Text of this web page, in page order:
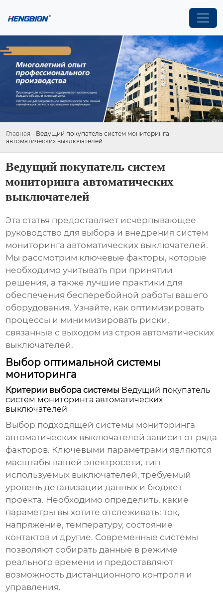
Главная - Ведущий покупатель систем мониторинга
автоматических выключателей
Ведущий покупатель систем
мониторинга автоматических
выключателей
Эта статья предоставляет исчерпывающее
руководство для выбора и внедрения систем
мониторинга автоматических выключателей.
Мы рассмотрим ключевые факторы, которые
необходимо учитывать при принятии
решения, а также лучшие практики для
обеспечения бесперебойной работы вашего
оборудования. Узнайте, как оптимизировать
процессы и минимизировать риски,
связанные с выходом из строя автоматических
выключателей.
Выбор оптимальной системы
мониторинга
Критерии выбора системы Ведущий покупатель
систем мониторинга автоматических
выключателей
Выбор подходящей системы мониторинга
автоматических выключателей зависит от ряда
факторов. Ключевыми параметрами являются
масштабы вашей электросети, тип
используемых выключателей, требуемый
уровень детализации данных и бюджет
проекта. Необходимо определить, какие
параметры вы хотите отслеживать: ток,
напряжение, температуру, состояние
контактов и другие. Современные системы
позволяют собирать данные в режиме
реального времени и предоставляют
возможность дистанционного контроля и
управления.